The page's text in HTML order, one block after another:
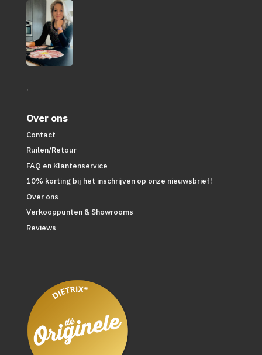
.
Over ons
Contact
Ruilen/Retour
FAQ en Klantenservice
10% korting bij het inschrijven op onze nieuwsbrief!
Over ons
Verkooppunten & Showrooms
Reviews